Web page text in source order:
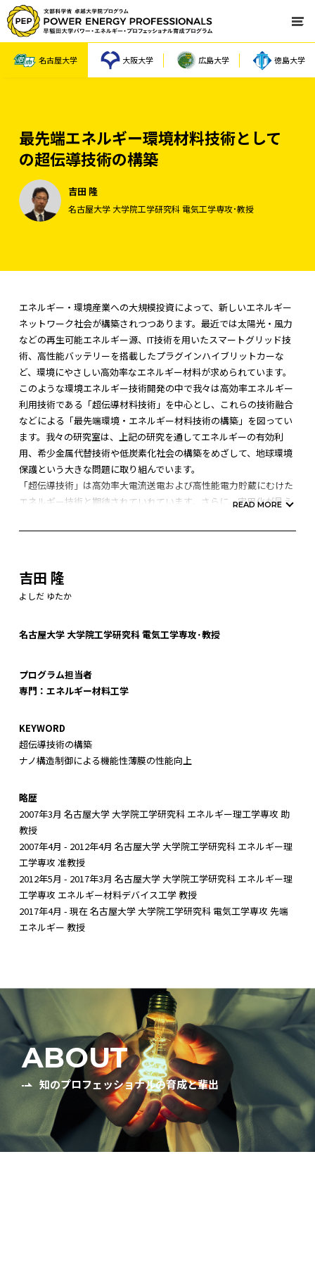
名古屋大学 大阪大学 広島大学 徳島大学
最先端エネルギー環境材料技術として
の超伝導技術の構築
吉田 隆
名古屋大学 大学院工学研究科 電気工学専攻･教授
エネルギー・環境産業への大規模投資によって、新しいエネルギー
ネットワーク社会が構築されつつあります。最近では太陽光・風力
などの再生可能エネルギー源、IT技術を用いたスマートグリッド技
術、高性能バッテリーを搭載したプラグインハイブリットカーな
ど、環境にやさしい高効率なエネルギー材料が求められています。
このような環境エネルギー技術開発の中で我々は高効率エネルギー
利用技術である「超伝導材料技術」を中心とし、これらの技術融合
などによる「最先端環境・エネルギー材料技術の構築」を図ってい
ます。我々の研究室は、上記の研究を通してエネルギーの有効利
用、希少金属代替技術や低炭素化社会の構築をめざして、地球環境
保護という大きな問題に取り組んでいます。
「超伝導技術」は高効率大電流送電および高性能電力貯蔵にむけた
エネルギー技術と期待されていれています。さらに、実用化が見え
に推進して必要があります。その一例を下記に紹介します。
高性能超伝導体をエネルギー分野に応用するためには、超伝導体を
用いた超伝導線材が必須です。そのため、エピタキシャル薄膜成長
○ナノ構造制御・薄膜成長制御による機能性薄膜の性能向上
ます。これを積極的に制御・利用し、世界最高性能を持つ材料開発
をめざしています。
READ MORE
吉田 隆
よしだ ゆたか
名古屋大学 大学院工学研究科 電気工学専攻･教授
プログラム担当者
専門：エネルギー材料工学
KEYWORD
超伝導技術の構築
ナノ構造制御による機能性薄膜の性能向上
略歴
2007年3月 名古屋大学 大学院工学研究科 エネルギー理工学専攻 助
教授
2007年4月 - 2012年4月 名古屋大学 大学院工学研究科 エネルギー理
工学専攻 准教授
2012年5月 - 2017年3月 名古屋大学 大学院工学研究科 エネルギー理
工学専攻 エネルギー材料デバイス工学 教授
2017年4月 - 現在 名古屋大学 大学院工学研究科 電気工学専攻 先端
エネルギー 教授
ABOUT
知のプロフェッショナルの育成と輩出